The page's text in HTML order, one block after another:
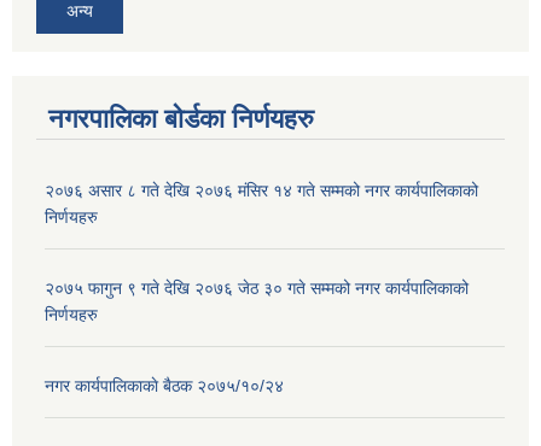
अन्य
नगरपालिका बोर्डका निर्णयहरु
२०७६ असार ८ गते देखि २०७६ मंसिर १४ गते सम्मको नगर कार्यपालिकाको
निर्णयहरु
२०७५ फागुन ९ गते देखि २०७६ जेठ ३० गते सम्मको नगर कार्यपालिकाको
निर्णयहरु
नगर कार्यपालिकाकाे बैठक २०७५/१०/२४